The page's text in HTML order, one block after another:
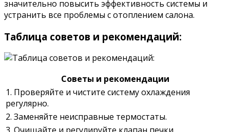
значительно повысить эффективность системы и
устранить все проблемы с отоплением салона.
Таблица советов и рекомендаций:
Советы и рекомендации
1. Проверяйте и чистите систему охлаждения
регулярно.
2. Заменяйте неисправные термостаты.